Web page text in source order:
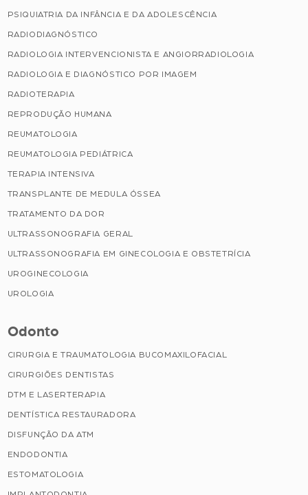
PSIQUIATRIA DA INFÂNCIA E DA ADOLESCÊNCIA
RADIODIAGNÓSTICO
RADIOLOGIA INTERVENCIONISTA E ANGIORRADIOLOGIA
RADIOLOGIA E DIAGNÓSTICO POR IMAGEM
RADIOTERAPIA
REPRODUÇÃO HUMANA
REUMATOLOGIA
REUMATOLOGIA PEDIÁTRICA
TERAPIA INTENSIVA
TRANSPLANTE DE MEDULA ÓSSEA
TRATAMENTO DA DOR
ULTRASSONOGRAFIA GERAL
ULTRASSONOGRAFIA EM GINECOLOGIA E OBSTETRÍCIA
UROGINECOLOGIA
UROLOGIA
Odonto
CIRURGIA E TRAUMATOLOGIA BUCOMAXILOFACIAL
CIRURGIÕES DENTISTAS
DTM E LASERTERAPIA
DENTÍSTICA RESTAURADORA
DISFUNÇÃO DA ATM
ENDODONTIA
ESTOMATOLOGIA